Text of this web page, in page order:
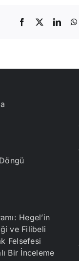
Facebook
Hegel’in
ve Filibeli
Felsefesi
Bir İnceleme